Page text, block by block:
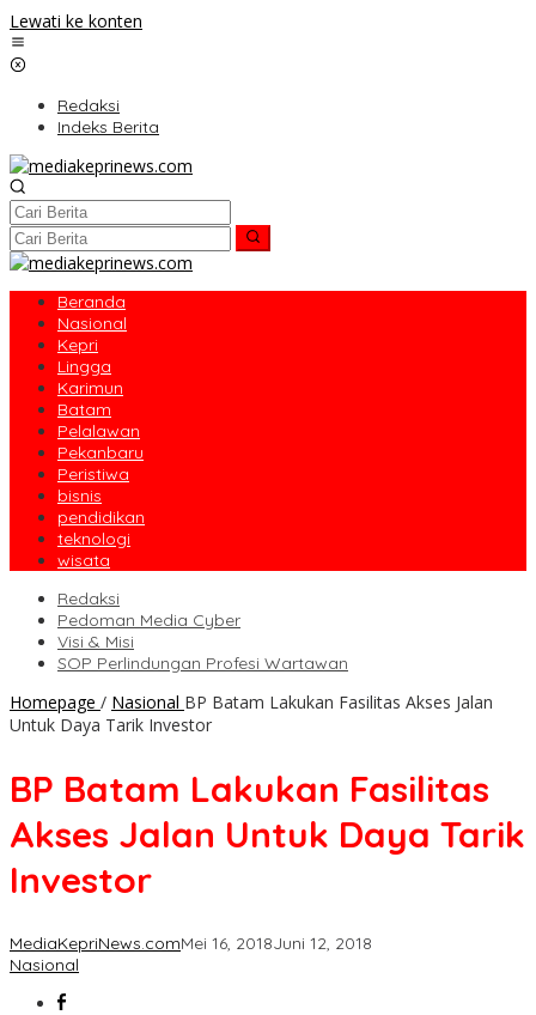
Lewati ke konten
Redaksi
Indeks Berita
Beranda
Nasional
Kepri
Lingga
Karimun
Batam
Pelalawan
Pekanbaru
Peristiwa
bisnis
pendidikan
teknologi
wisata
Redaksi
Pedoman Media Cyber
Visi & Misi
SOP Perlindungan Profesi Wartawan
Homepage / Nasional BP Batam Lakukan Fasilitas Akses Jalan
Untuk Daya Tarik Investor
BP Batam Lakukan Fasilitas
Akses Jalan Untuk Daya Tarik
Investor
MediaKepriNews.comMei 16, 2018Juni 12, 2018
Nasional